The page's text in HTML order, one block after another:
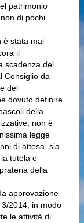
patrimonio
di pochi
è stata mai
il
scadenza del
Consiglio da
del
dovuto definire
della
non è
legge
di attesa, sia
tutela e
della
approvazione
2014, in modo
le attività di